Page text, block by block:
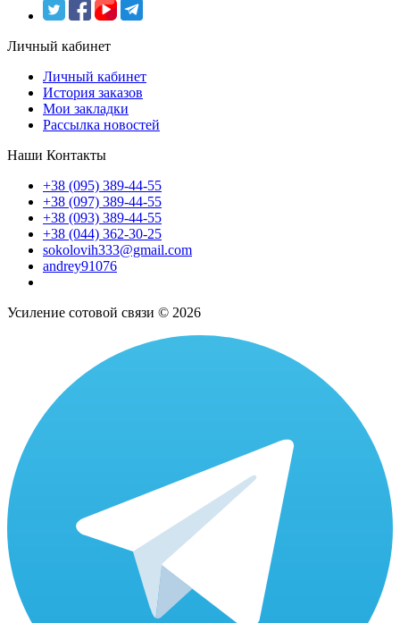
Личный кабинет
Личный кабинет
История заказов
Мои закладки
Рассылка новостей
Наши Контакты
+38 (095) 389-44-55
+38 (097) 389-44-55
+38 (093) 389-44-55
+38 (044) 362-30-25
sokolovih333@gmail.com
andrey91076
Усиление сотовой связи © 2026